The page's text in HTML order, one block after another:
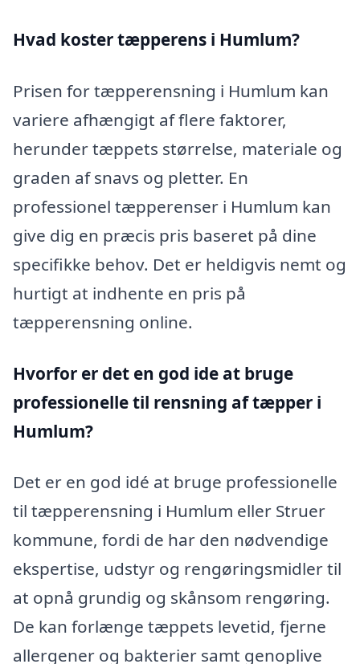
Hvad koster tæpperens i Humlum?
Prisen for tæpperensning i Humlum kan
variere afhængigt af flere faktorer,
herunder tæppets størrelse, materiale og
graden af snavs og pletter. En
professionel tæpperenser i Humlum kan
give dig en præcis pris baseret på dine
specifikke behov. Det er heldigvis nemt og
hurtigt at indhente en pris på
tæpperensning online.
Hvorfor er det en god ide at bruge
professionelle til rensning af tæpper i
Humlum?
Det er en god idé at bruge professionelle
til tæpperensning i Humlum eller Struer
kommune, fordi de har den nødvendige
ekspertise, udstyr og rengøringsmidler til
at opnå grundig og skånsom rengøring.
De kan forlænge tæppets levetid, fjerne
allergener og bakterier samt genoplive